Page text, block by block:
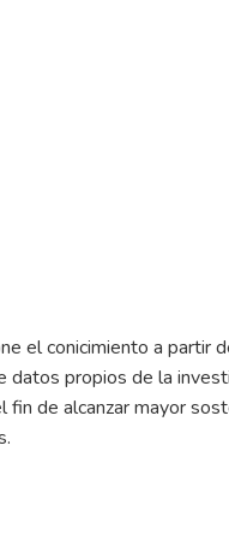
el conicimiento a partir
propios de la
de alcanzar mayor